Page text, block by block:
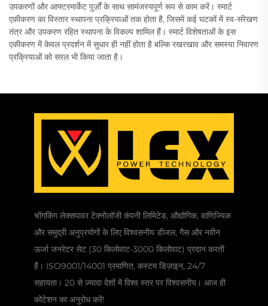
उपकरणों और आफ्टरमार्केट पुर्ज़ों के साथ सामंजस्यपूर्ण रूप से काम करें। स्मार्ट
एकीकरण का विस्तार स्थापना प्रक्रियाओं तक होता है, जिसमें कई घटकों में स्व-संरेखण
तंत्र और उपकरण रहित स्थापना के विकल्प शामिल हैं। स्मार्ट विशेषताओं के इस
एकीकरण में केवल प्रदर्शन में सुधार ही नहीं होता है बल्कि रखरखाव और समस्या निवारण
प्रक्रियाओं को सरल भी किया जाता है।
चोंगकिंग लेक्सपावर टेक्नोलॉजी कंपनी लिमिटेड, औद्योगिक, वाणिज्यिक
और समुद्री अनुप्रयोगों के लिए विश्वसनीय डीजल, गैस और नवीन
ऊर्जा जनरेटर सेट (30 किलोवाट-3000 किलोवाट) प्रदान करती
है। ISO9001/14001 प्रमाणित, कस्टम डिज़ाइन, 24/7
सहायता। 20 से ज़्यादा देशों में विश्व स्तर पर विश्वसनीय। आज ही
कोटेशन का अनुरोध करें!